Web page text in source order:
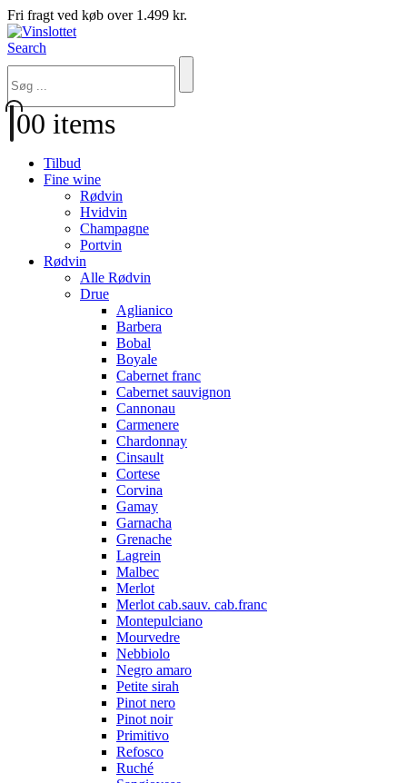
Fri fragt ved køb over 1.499 kr.
Search
00 items
Tilbud
Fine wine
Rødvin
Hvidvin
Champagne
Portvin
Rødvin
Alle Rødvin
Drue
Aglianico
Barbera
Bobal
Boyale
Cabernet franc
Cabernet sauvignon
Cannonau
Carmenere
Chardonnay
Cinsault
Cortese
Corvina
Gamay
Garnacha
Grenache
Lagrein
Malbec
Merlot
Merlot cab.sauv. cab.franc
Montepulciano
Mourvedre
Nebbiolo
Negro amaro
Petite sirah
Pinot nero
Pinot noir
Primitivo
Refosco
Ruché